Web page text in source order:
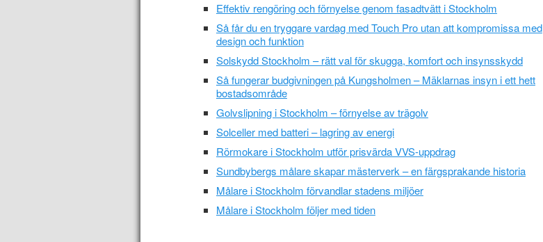
Effektiv rengöring och förnyelse genom fasadtvätt i Stockholm
Så får du en tryggare vardag med Touch Pro utan att kompromissa med
design och funktion
Solskydd Stockholm – rätt val för skugga, komfort och insynsskydd
Så fungerar budgivningen på Kungsholmen – Mäklarnas insyn i ett hett
bostadsområde
Golvslipning i Stockholm – förnyelse av trägolv
Solceller med batteri – lagring av energi
Rörmokare i Stockholm utför prisvärda VVS-uppdrag
Sundbybergs målare skapar mästerverk – en färgsprakande historia
Målare i Stockholm förvandlar stadens miljöer
Målare i Stockholm följer med tiden